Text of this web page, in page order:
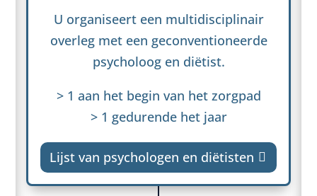
U organiseert een multidisciplinair
overleg met een geconventioneerde
psycholoog en diëtist.
> 1 aan het begin van het zorgpad
> 1 gedurende het jaar
Lijst van psychologen en diëtisten 